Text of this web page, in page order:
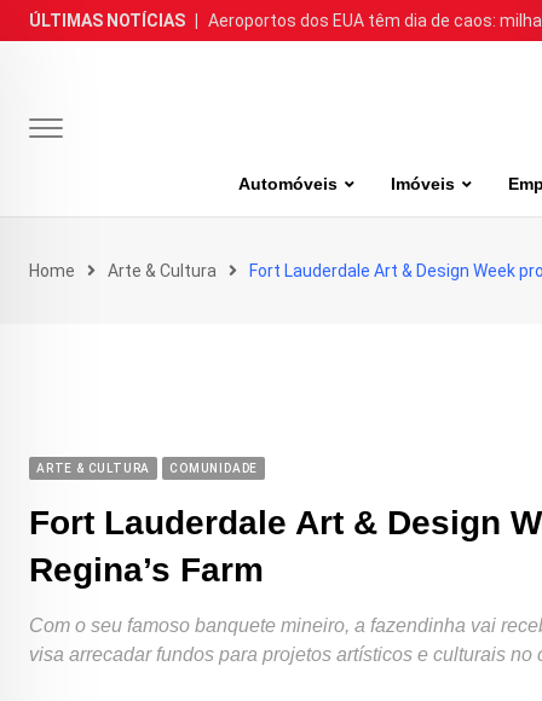
Skip
to
ÚLTIMAS NOTÍCIAS Aeroportos dos EUA têm dia de caos:
Automóveis Imóveis
Home Arte & Cultura Fort Lauderdale Art & Design Week
ARTE & CULTURA COMUNIDADE
Fort Lauderdale Art & Design
Regina’s Farm
Com o seu famoso banquete mineiro, a fazendinha vai
visa arrecadar fundos para projetos artísticos e culturais no